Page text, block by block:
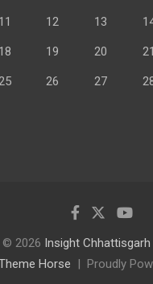
11 12 13
18 19 20 21
26 27
© 2026 Insight Chhattisgarh
Horse Proudly